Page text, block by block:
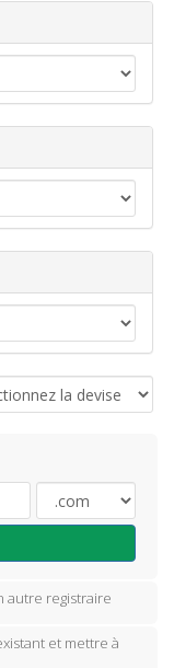
autre registraire
et mettre à